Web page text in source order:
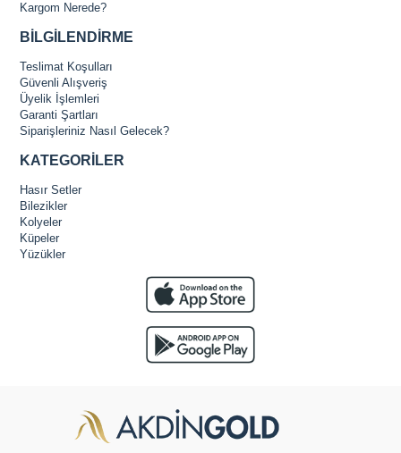
Kargom Nerede?
BİLGİLENDİRME
Teslimat Koşulları
Güvenli Alışveriş
Üyelik İşlemleri
Garanti Şartları
Siparişleriniz Nasıl Gelecek?
KATEGORİLER
Hasır Setler
Bilezikler
Kolyeler
Küpeler
Yüzükler